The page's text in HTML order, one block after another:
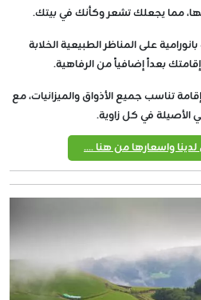
مما يجعلك تشعر وكأنك في بيتك.
على المناظر الطبيعية الخلابة
بعداً إضافياً من الرفاهية.
تناسب جميع الأذواق والميزانيات، مع
في كل زاوية.
واسعارها من هنا ....